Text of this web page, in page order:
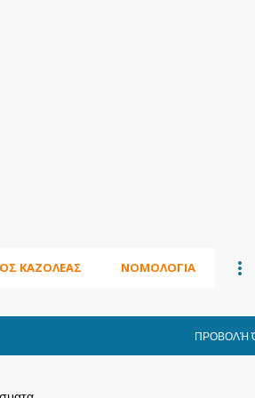
ΚΑΖΟΛΕΑΣ ΝΟΜΟΛΟΓΙΑ
ΠΡΟΒΟΛΉ